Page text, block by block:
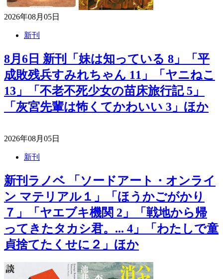
2026年08月05日
新刊
8月6日 新刊「妹は知っている 8」「平
成敗残兵すみれちゃん 11」「ヤニねこ
13」「不老不死少女の苗床旅行記 5」
「灰宮先輩は怖くてかわいい 3」ほか
2026年08月05日
新刊
新刊ラノベ 「ソードアート・オンライ
ン マテリアル１」「ほうかごがかり
７」「ヤエブキ機関 2」「戦地から帰
ってきたタカシ君。... 4」「わたしで童
貞捨てたくせに２」ほか